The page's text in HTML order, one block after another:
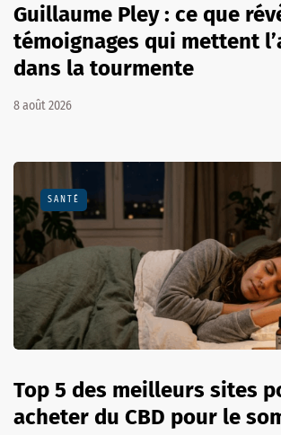
Guillaume Pley : ce que
témoignages qui mettent
dans la tourmente
8 août 2026
SANTÉ
Top 5 des meilleurs sites
acheter du CBD pour le